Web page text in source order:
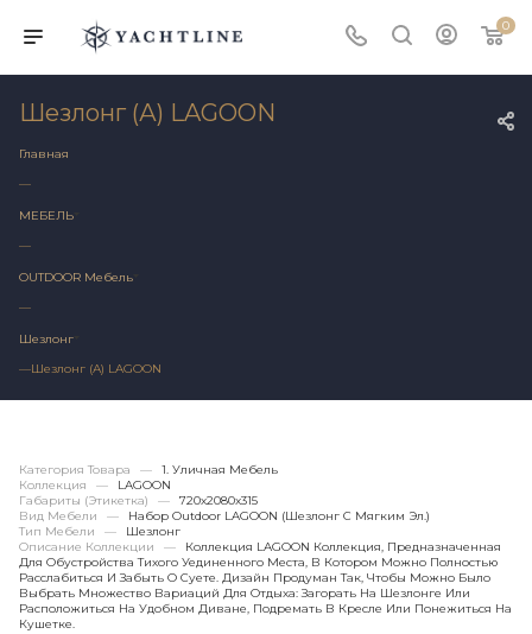
0
Шезлонг (А) LAGOON
Главная
—
МЕБЕЛЬ
—
OUTDOOR Мебель
—
Шезлонг
—Шезлонг (А) LAGOON
Категория Товара —
1. Уличная Мебель
Коллекция
—
LAGOON
Габариты (этикетка)
—
720х2080x315
Вид Мебели
—
Набор Outdoor LAGOON (шезлонг С Мягким Эл.)
Тип Мебели
—
Шезлонг
Описание Коллекции
—
Коллекция LAGOON Коллекция, Предназначенная
Для Обустройства Тихого Уединенного Места, В Котором Можно Полностью
Расслабиться И Забыть О Суете. Дизайн Продуман Так, Чтобы Можно Было
Выбрать Множество Вариаций Для Отдыха: Загорать На Шезлонге Или
Расположиться На Удобном Диване, Подремать В Кресле Или Понежиться На
Кушетке.